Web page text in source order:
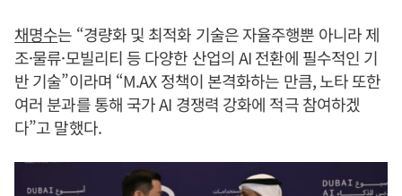
채명수는 “경량화 및 최적화 기술은 자율주행뿐 아니라 제
조·물류·모빌리티 등 다양한 산업의 AI 전환에 필수적인 기
반 기술”이라며 “M.AX 정책이 본격화하는 만큼, 노타 또한
여러 분과를 통해 국가 AI 경쟁력 강화에 적극 참여하겠
다”고 말했다.